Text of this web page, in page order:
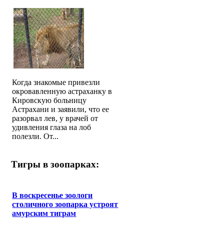
Когда знакомые привезли
окровавленную астраханку в
Кировскую больницу
Астрахани и заявили, что ее
разорвал лев, у врачей от
удивления глаза на лоб
полезли. От...
Тигры в зоопарках:
В воскресенье зоологи
столичного зоопарка устроят
амурским тиграм